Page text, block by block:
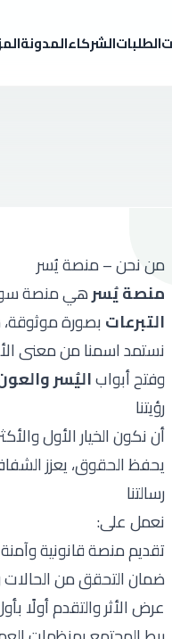
الطلباتالشركاءالمدونة
من نحن – منصة يُسر
منصة يُسرهي منصة
التبرعات بصورة
نستمد اسمنا من معنى
وفتح أبواباليُسر
رؤيتنا
أن نكون الخيار الأول
يحفظ الحقوق، يعزز
رسالتنا
نعمل على:
تقديم منصة قانونية وآمنة
ضمان التحقق من الحالات
عرض الأثر والتقدم أولًا